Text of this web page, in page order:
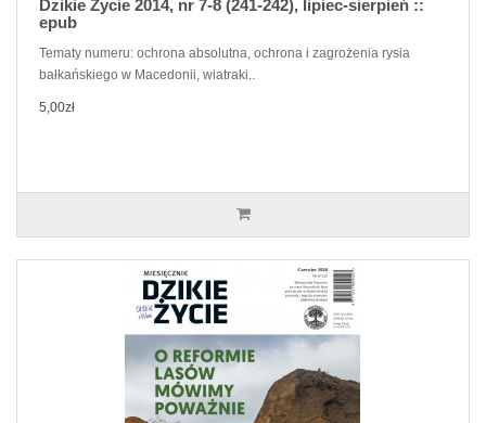
Dzikie Życie 2014, nr 7-8 (241-242), lipiec-sierpień ::
epub
Tematy numeru: ochrona absolutna, ochrona i zagrożenia rysia
bałkańskiego w Macedonii, wiatraki..
5,00zł